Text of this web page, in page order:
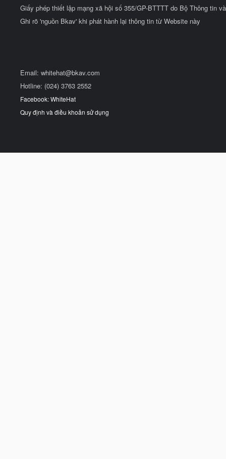
Giấy phép thiết lập mạng xã hội số 355/GP-BTTTT do Bộ Thông tin
Ghi rõ 'nguồn Bkav' khi phát hành lại thông tin từ Website này
Email: whitehat@bkav.com
Hotline: (024) 3763 2552
Facebook: WhiteHat
Quy định và điều khoản sử dụng